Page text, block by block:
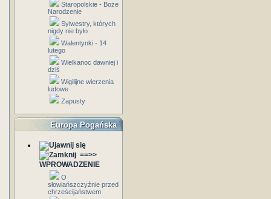
Staropolskie - Boże
Narodzenie
Sylwestry, których
nigdy nie było
Walentynki - 14
lutego
Wielkanoc dawniej i
dziś
Wigilijne wierzenia
ludowe
Zapusty
Europa Pogańska
==>>
WPROWADZENIE
O
słowiańszczyźnie przed
chrześcijaństwem